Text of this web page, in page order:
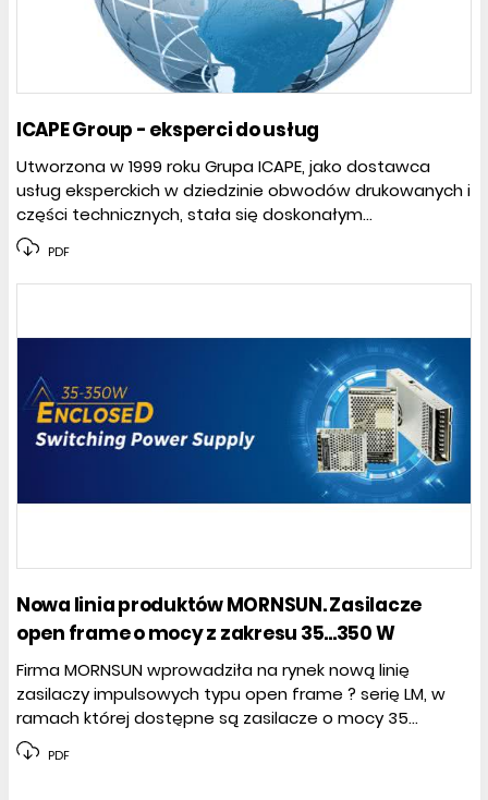
ICAPE Group - eksperci do usług
Utworzona w 1999 roku Grupa ICAPE, jako dostawca
usług eksperckich w dziedzinie obwodów drukowanych i
części technicznych, stała się doskonałym...
PDF
Nowa linia produktów MORNSUN. Zasilacze
open frame o mocy z zakresu 35...350 W
Firma MORNSUN wprowadziła na rynek nową linię
zasilaczy impulsowych typu open frame ? serię LM, w
ramach której dostępne są zasilacze o mocy 35...
PDF